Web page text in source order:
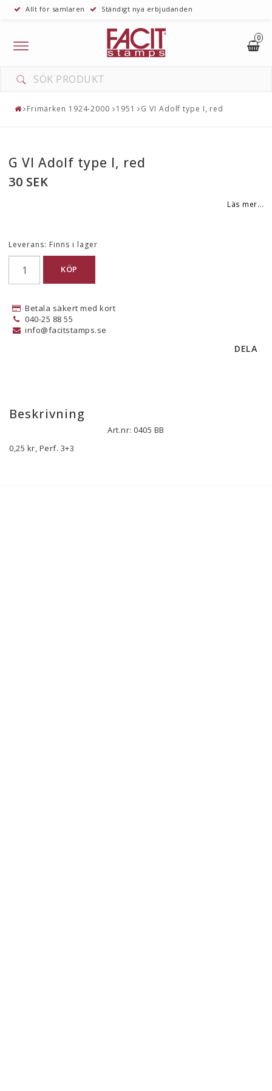
Allt för samlaren Ständigt nya erbjudanden
0
Toggle
navigation
Frimärken 1924-2000 1951 G VI Adolf type I, red
G VI Adolf type I, red
30 SEK
Läs mer...
Leverans: Finns i lager
KÖP
Betala säkert med kort
040-25 88 55
info@facitstamps.se
DELA
Beskrivning
Art.nr: 0405 BB
0,25 kr, Perf. 3+3